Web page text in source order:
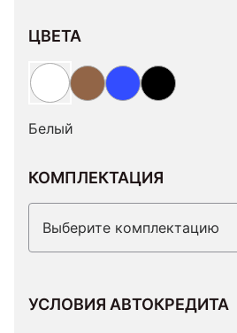
ЦВЕТА
Белый
КОМПЛЕКТАЦИЯ
Выберите комплектацию
УСЛОВИЯ АВТОКРЕДИТА